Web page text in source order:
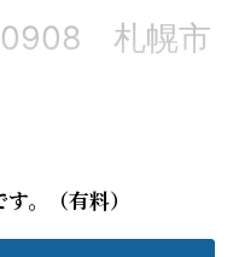
札幌市
。（有料）